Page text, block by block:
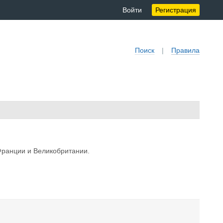
Войти Регистрация
Поиск | Правила
и Великобритании.